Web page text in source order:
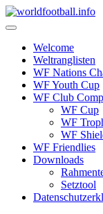
Skip
to
Welcome
Weltranglisten
WF Nations
WF Youth Cup
WF Club
WF Cup
WF
WF
WF Friendlies
Downloads
Setztool